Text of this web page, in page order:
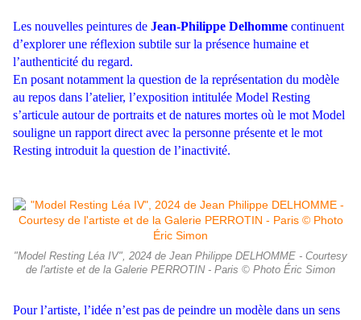
Les nouvelles peintures de Jean-Philippe Delhomme continuent
d’explorer une réflexion subtile sur la présence humaine et
l’authenticité du regard.
En posant notamment la question de la représentation du modèle
au repos dans l’atelier, l’exposition intitulée Model Resting
s’articule autour de portraits et de natures mortes où le mot Model
souligne un rapport direct avec la personne présente et le mot
Resting introduit la question de l’inactivité.
"Model Resting Léa IV", 2024 de Jean Philippe DELHOMME - Courtesy
de l'artiste et de la Galerie PERROTIN - Paris © Photo Éric Simon
Pour l’artiste, l’idée n’est pas de peindre un modèle dans un sens